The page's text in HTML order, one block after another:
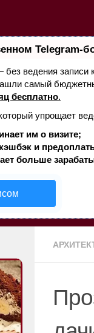
Telegram-
без ведения
самый
бесплатно.
упрощает
им о визите;
и
больше